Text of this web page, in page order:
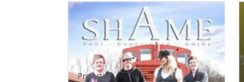
ProArtist